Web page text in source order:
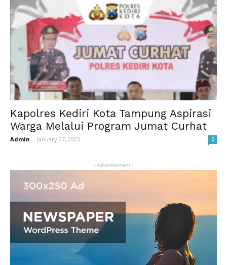
Kapolres Kediri Kota Tampung Aspirasi
Warga Melalui Program Jumat Curhat
Admin - January 27, 2023 0
- Advertisement -